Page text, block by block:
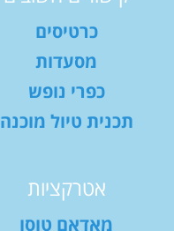
כרטיסים
מסעדות
כפרי נופש
תכנית טיול מוכנה
אטרקציות
מאדאם טוסו